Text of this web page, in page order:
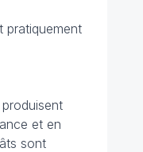
pratiquement
et en
sont